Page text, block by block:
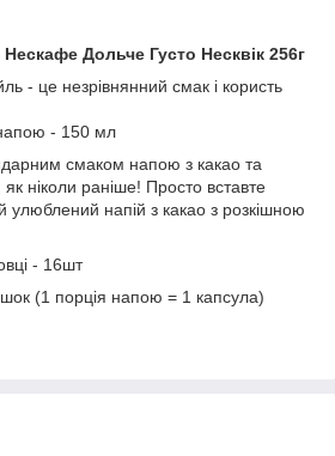
Нескафе Дольче Густо Несквік 256г
- це незрівнянний смак і користь
напою - 150 мл
смаком напою з какао та
ніколи раніше! Просто вставте
улюблений напій з какао з розкішною
- 16шт
(1 порція напою = 1 капсула)